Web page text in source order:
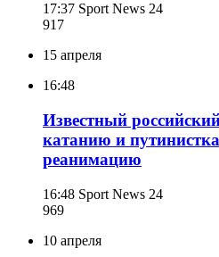
17:37 Sport News 24
917
15 апреля
16:48
Известный
катанию и
реанимацию
16:48 Sport News 24
969
10 апреля